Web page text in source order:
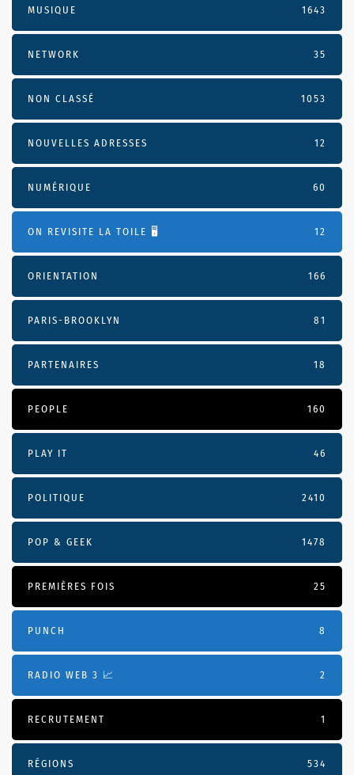
MUSIQUE 1643
NETWORK 35
NON CLASSÉ 1053
NOUVELLES ADRESSES 12
NUMÉRIQUE 60
ON REVISITE LA TOILE 🖥️ 12
ORIENTATION 166
PARIS-BROOKLYN 81
PARTENAIRES 18
PEOPLE 160
PLAY IT 46
POLITIQUE 2410
POP & GEEK 1478
PREMIÈRES FOIS 25
PUNCH 8
RADIO WEB 3 📈 2
RECRUTEMENT 1
RÉGIONS 534